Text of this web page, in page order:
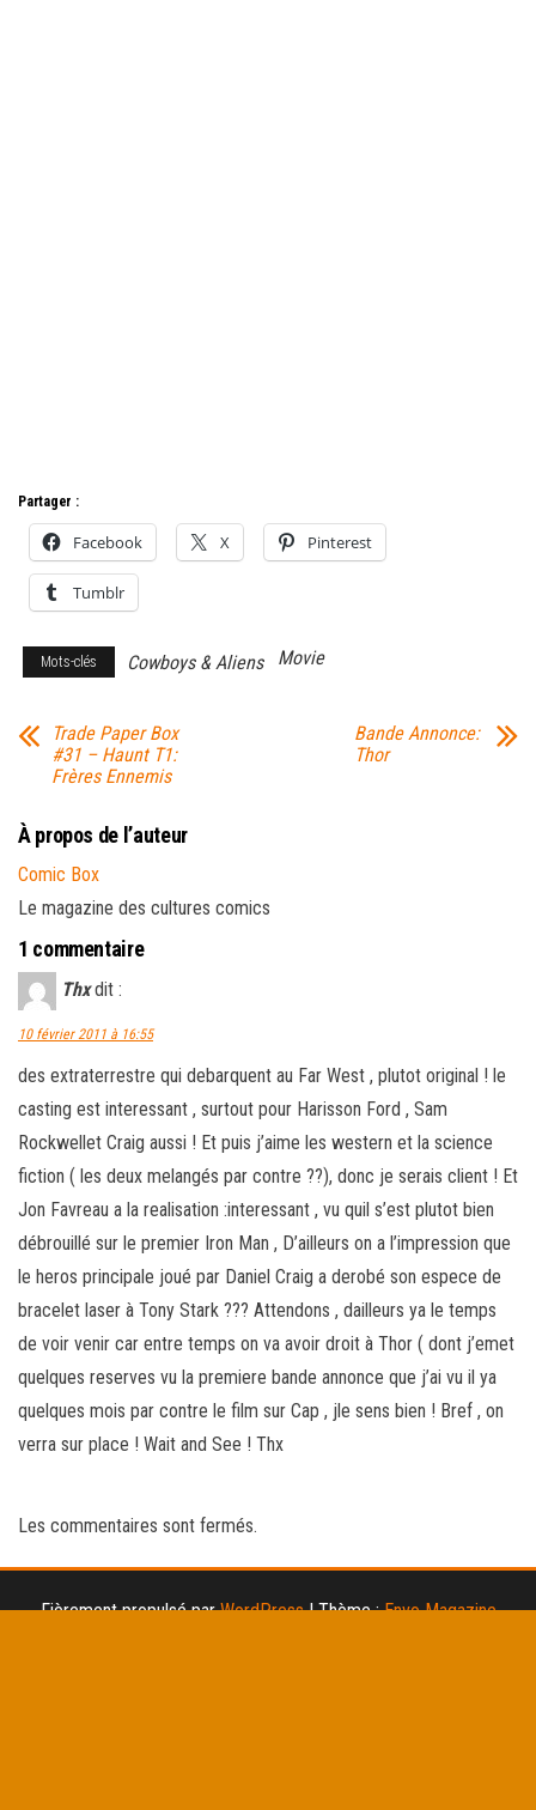
Partager :
Facebook X Pinterest
Tumblr
Mots-clés Cowboys & Aliens Movie
Trade Paper Box
#31 – Haunt T1:
Frères Ennemis
Bande Annonce:
Thor
À propos de l’auteur
Comic Box
Le magazine des cultures comics
1 commentaire
Thx dit :
10 février 2011 à 16:55
des extraterrestre qui debarquent au Far West , plutot original ! le
casting est interessant , surtout pour Harisson Ford , Sam
Rockwellet Craig aussi ! Et puis j’aime les western et la science
fiction ( les deux melangés par contre ??), donc je serais client ! Et
Jon Favreau a la realisation :interessant , vu quil s’est plutot bien
débrouillé sur le premier Iron Man , D’ailleurs on a l’impression que
le heros principale joué par Daniel Craig a derobé son espece de
bracelet laser à Tony Stark ??? Attendons , dailleurs ya le temps
de voir venir car entre temps on va avoir droit à Thor ( dont j’emet
quelques reserves vu la premiere bande annonce que j’ai vu il ya
quelques mois par contre le film sur Cap , jle sens bien ! Bref , on
verra sur place ! Wait and See ! Thx
Les commentaires sont fermés.
Fièrement propulsé parWordPress |Thème :Envo Magazine